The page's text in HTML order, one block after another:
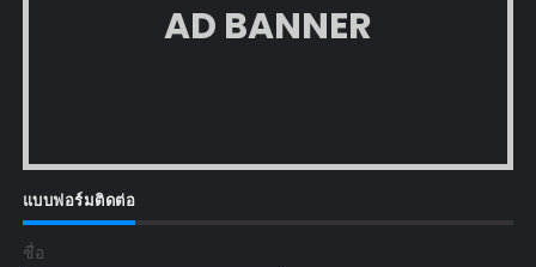
AD BANNER
แบบฟอร์มติดต่อ
ชื่อ